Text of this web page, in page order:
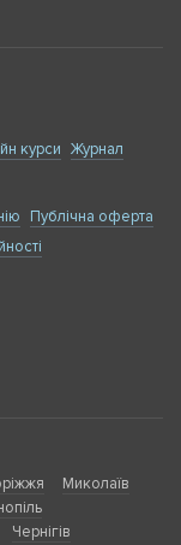
курси Журнал
Публічна оферта
Миколаїв
Чернігів